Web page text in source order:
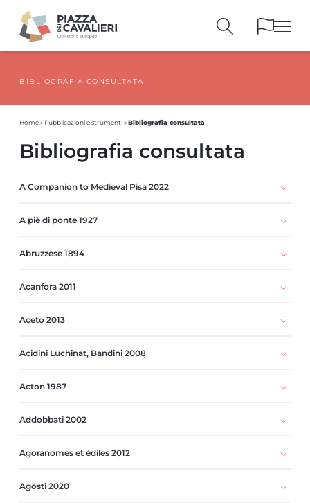
PUBBLICAZIONI E STRUMENTI
BIBLIOGRAFIA CONSULTATA
Home» Pubblicazioni e strumenti»Bibliografia consultata
Bibliografia consultata
A Companion to Medieval Pisa 2022
A piè di ponte 1927
Abruzzese 1894
Acanfora 2011
Aceto 2013
Acidini Luchinat, Bandini 2008
Acton 1987
Addobbati 2002
Agoranomes et édiles 2012
Agosti 2020